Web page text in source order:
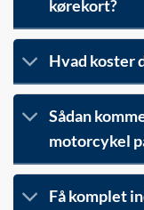
kørekort?
Hvad koster
Sådan
motorcykel
Få komplet